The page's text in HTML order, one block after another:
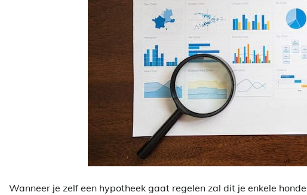
Wanneer je zelf een hypotheek gaat regelen zal dit je enkele